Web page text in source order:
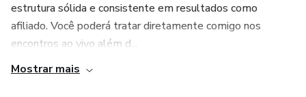
estrutura sólida e consistente em resultados como
afiliado. Você poderá tratar diretamente comigo nos
encontros ao vivo além d...
Mostrar mais